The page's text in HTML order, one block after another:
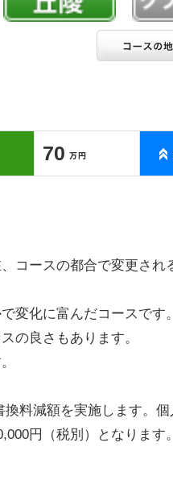
70
コースの都合で変更され
変化に富んだコースです。
の良さもあります。
料減額を実施します。
円（税別）となります。